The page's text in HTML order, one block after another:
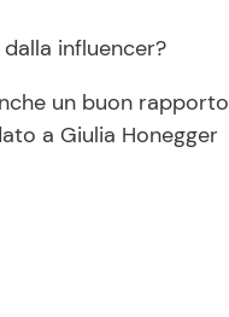
influencer?
un buon rapporto
a Giulia Honegger